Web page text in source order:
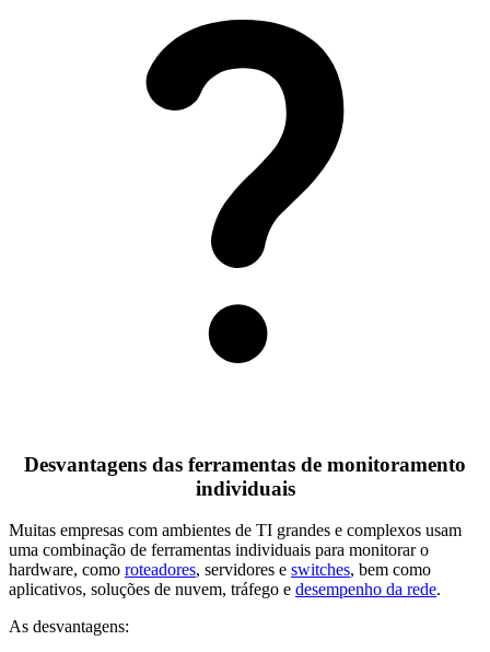
Desvantagens das ferramentas de monitoramento
individuais
Muitas empresas com ambientes de TI grandes e complexos usam
uma combinação de ferramentas individuais para monitorar o
hardware, como roteadores, servidores e switches, bem como
aplicativos, soluções de nuvem, tráfego e desempenho da rede.
As desvantagens: